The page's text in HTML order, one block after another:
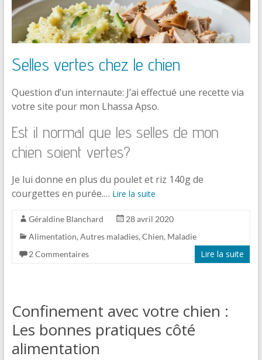
Selles vertes chez le chien
Question d’un internaute: J’ai effectué une recette via
votre site pour mon Lhassa Apso.
Est il normal que les selles de mon
chien soient vertes?
Je lui donne en plus du poulet et riz 140g de
courgettes en purée.… Lire la suite
Géraldine Blanchard
28 avril 2020
Alimentation, Autres maladies, Chien, Maladie
2 Commentaires
Lire la suite
Confinement avec votre chien :
Les bonnes pratiques côté
alimentation